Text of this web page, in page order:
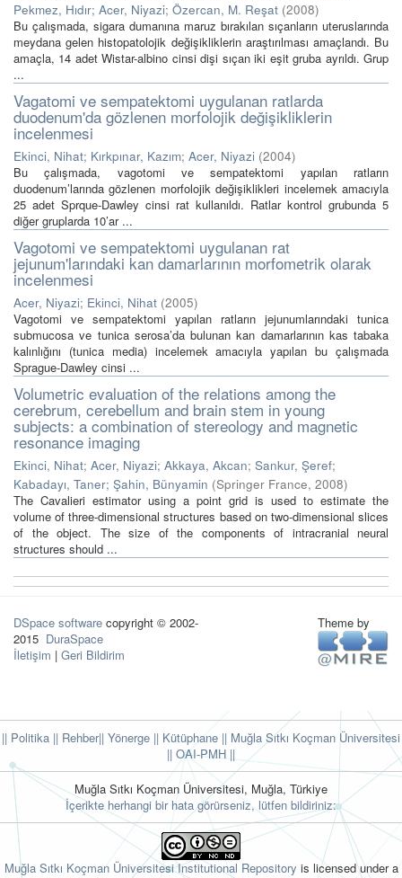
Pekmez, Hıdır; Acer, Niyazi; Özercan, M. Reşat (2008)
Bu çalışmada, sigara dumanına maruz bırakılan sıçanların uteruslarında
meydana gelen histopatolojik değişikliklerin araştırılması amaçlandı. Bu
amaçla, 14 adet Wistar-albino cinsi dişi sıçan iki eşit gruba ayrıldı. Grup
...
Vagatomi ve sempatektomi uygulanan ratlarda
duodenum'da gözlenen morfolojik değişikliklerin
incelenmesi
Ekinci, Nihat; Kırkpınar, Kazım; Acer, Niyazi (2004)
Bu çalışmada, vagotomi ve sempatektomi yapılan ratların
duodenum’larında gözlenen morfolojik değişiklikleri incelemek amacıyla
25 adet Sprque-Dawley cinsi rat kullanıldı. Ratlar kontrol grubunda 5
diğer gruplarda 10’ar ...
Vagotomi ve sempatektomi uygulanan rat
jejunum'larındaki kan damarlarının morfometrik olarak
incelenmesi
Acer, Niyazi; Ekinci, Nihat (2005)
Vagotomi ve sempatektomi yapılan ratların jejunumlarındaki tunica
submucosa ve tunica serosa’da bulunan kan damarlarının kas tabaka
kalınlığını (tunica media) incelemek amacıyla yapılan bu çalışmada
Sprague-Dawley cinsi ...
Volumetric evaluation of the relations among the
cerebrum, cerebellum and brain stem in young
subjects: a combination of stereology and magnetic
resonance imaging
Ekinci, Nihat; Acer, Niyazi; Akkaya, Akcan; Sankur, Şeref;
Kabadayı, Taner; Şahin, Bünyamin (Springer France, 2008)
The Cavalieri estimator using a point grid is used to estimate the
volume of three-dimensional structures based on two-dimensional slices
of the object. The size of the components of intracranial neural
structures should ...
DSpace software copyright © 2002-
2015 DuraSpace
İletişim | Geri Bildirim
Theme by
|| Politika || Rehber|| Yönerge || Kütüphane || Muğla Sıtkı Koçman Üniversitesi
|| OAI-PMH ||
Muğla Sıtkı Koçman Üniversitesi, Muğla, Türkiye
İçerikte herhangi bir hata görürseniz, lütfen bildiriniz:
Muğla Sıtkı Koçman Üniversitesi Institutional Repository is licensed under a